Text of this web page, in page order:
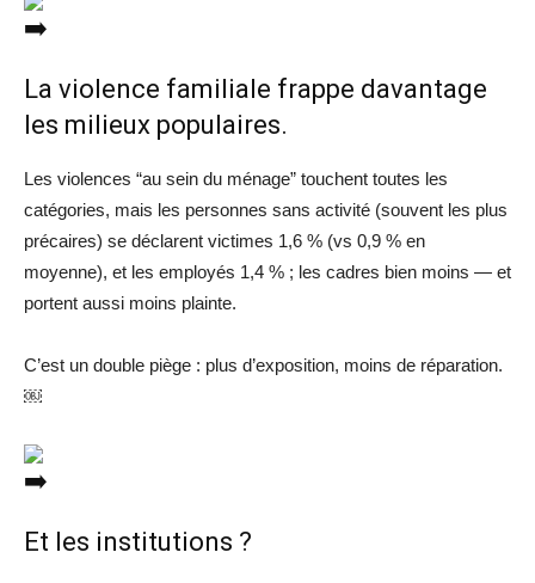
La violence familiale frappe davantage
les milieux populaires.
Les violences “au sein du ménage” touchent toutes les
catégories, mais les personnes sans activité (souvent les plus
précaires) se déclarent victimes 1,6 % (vs 0,9 % en
moyenne), et les employés 1,4 % ; les cadres bien moins — et
portent aussi moins plainte.
C’est un double piège : plus d’exposition, moins de réparation.
￼
Et les institutions ?